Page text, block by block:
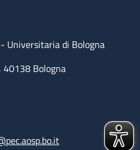
- Universitaria di Bologna
40138 Bologna